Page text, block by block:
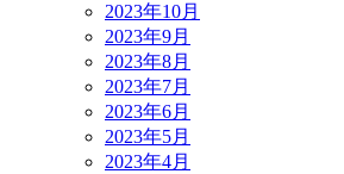
2023年10月
2023年9月
2023年8月
2023年7月
2023年6月
2023年5月
2023年4月